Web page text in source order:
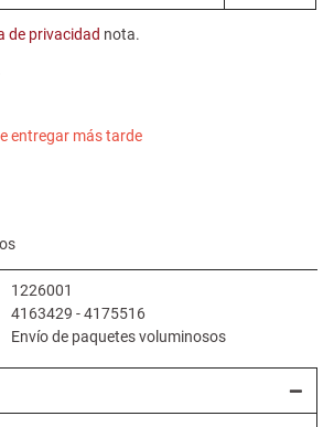
de privacidad nota.
entregar más tarde
1226001
4163429 - 4175516
Envío de paquetes voluminosos